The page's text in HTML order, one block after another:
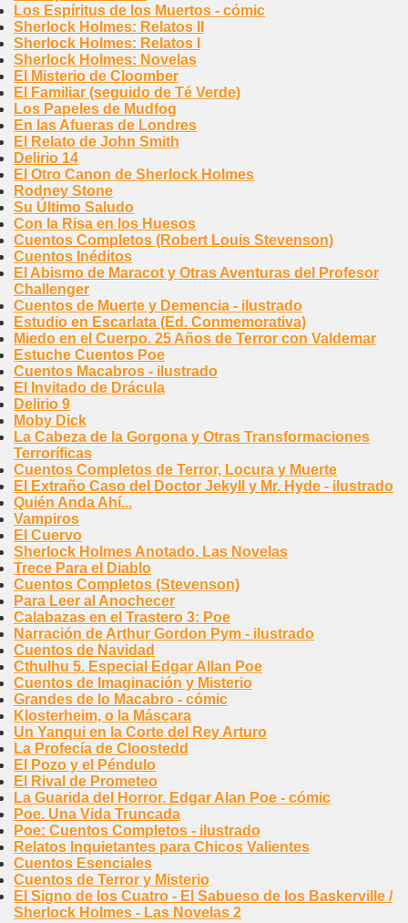
Los Espíritus de los Muertos - cómic
Sherlock Holmes: Relatos II
Sherlock Holmes: Relatos I
Sherlock Holmes: Novelas
El Misterio de Cloomber
El Familiar (seguido de Té Verde)
Los Papeles de Mudfog
En las Afueras de Londres
El Relato de John Smith
Delirio 14
El Otro Canon de Sherlock Holmes
Rodney Stone
Su Último Saludo
Con la Risa en los Huesos
Cuentos Completos (Robert Louis Stevenson)
Cuentos Inéditos
El Abismo de Maracot y Otras Aventuras del Profesor
Challenger
Cuentos de Muerte y Demencia - ilustrado
Estudio en Escarlata (Ed. Conmemorativa)
Miedo en el Cuerpo. 25 Años de Terror con Valdemar
Estuche Cuentos Poe
Cuentos Macabros - ilustrado
El Invitado de Drácula
Delirio 9
Moby Dick
La Cabeza de la Gorgona y Otras Transformaciones
Terroríficas
Cuentos Completos de Terror, Locura y Muerte
El Extraño Caso del Doctor Jekyll y Mr. Hyde - ilustrado
Quién Anda Ahí...
Vampiros
El Cuervo
Sherlock Holmes Anotado. Las Novelas
Trece Para el Diablo
Cuentos Completos (Stevenson)
Para Leer al Anochecer
Calabazas en el Trastero 3: Poe
Narración de Arthur Gordon Pym - ilustrado
Cuentos de Navidad
Cthulhu 5. Especial Edgar Allan Poe
Cuentos de Imaginación y Misterio
Grandes de lo Macabro - cómic
Klosterheim, o la Máscara
Un Yanqui en la Corte del Rey Arturo
La Profecía de Cloostedd
El Pozo y el Péndulo
El Rival de Prometeo
La Guarida del Horror. Edgar Alan Poe - cómic
Poe. Una Vida Truncada
Poe: Cuentos Completos - ilustrado
Relatos Inquietantes para Chicos Valientes
Cuentos Esenciales
Cuentos de Terror y Misterio
El Signo de los Cuatro - El Sabueso de los Baskerville /
Sherlock Holmes - Las Novelas 2